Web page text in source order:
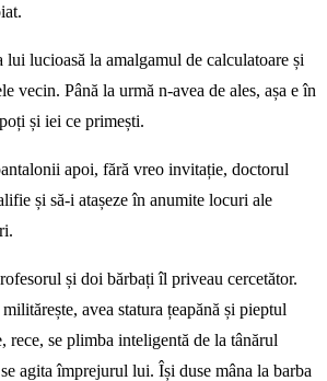
lucioasă la amalgamul de calculatoare și
vecin. Până la urmă n-avea de ales, așa e în
și iei ce primești.
apoi, fără vreo invitație, doctorul
și să-i atașeze în anumite locuri ale
și doi bărbați îl priveau cercetător.
avea statura țeapănă și pieptul
rece, se plimba inteligentă de la tânărul
agita împrejurul lui. Își duse mâna la barba